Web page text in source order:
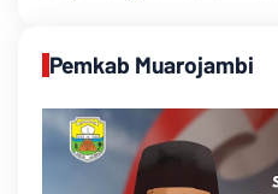
Pemkab Muarojambi